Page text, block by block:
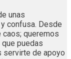
unas
confusa. Desde
queremos
puedas
servirte de apoyo